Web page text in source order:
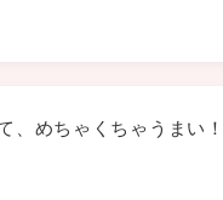
、めちゃくちゃうまい